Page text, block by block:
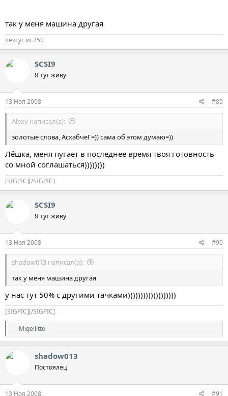
так у меня машина другая
лексус ис250
SCSI9
Я тут живу
13 Ноя 2008 #89
Alexy написал(а):
золотые слова, АсхабчеГ=)) сама об этом думаю=))
Лёшка, меня пугает в последнее время твоя готовность
со мной соглашаться))))))))
[SIGPIC][/SIGPIC]
SCSI9
Я тут живу
13 Ноя 2008 #90
shadow013 написал(а):
так у меня машина другая
у нас тут 50% с другими тачками)))))))))))))))))))
[SIGPIC][/SIGPIC]
Р
е
а
:
Migellitto
shadow013
Постоялец
13 Ноя 2008 #91